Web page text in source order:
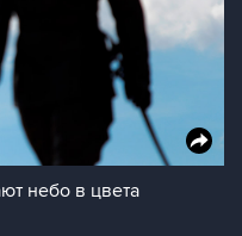
небо в цвета